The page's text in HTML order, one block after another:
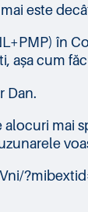
este
în
așa cum
Dan.
mai